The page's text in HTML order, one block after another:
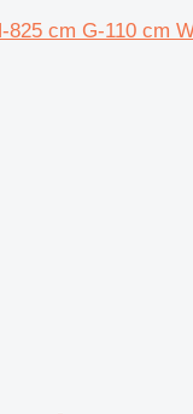
825 cm G-110 cm